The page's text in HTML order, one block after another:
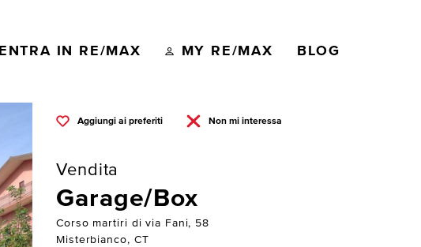
ENTRA IN RE/MAX MY RE/MAX BLOG
Aggiungi ai preferiti Non mi interessa
Vendita
Garage/Box
Corso martiri di via Fani, 58
Misterbianco, CT